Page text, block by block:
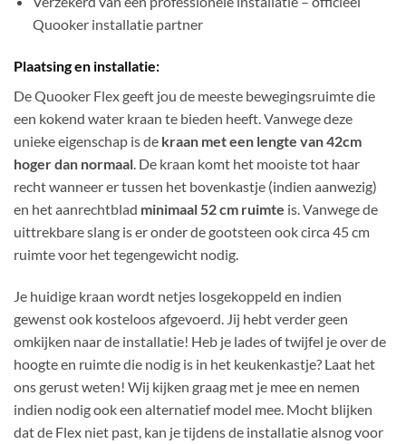
Quooker installatie partner
Plaatsing en installatie:
De Quooker Flex geeft jou de meeste bewegingsruimte die
een kokend water kraan te bieden heeft. Vanwege deze
unieke eigenschap is de kraan met een lengte van 42cm
hoger dan normaal. De kraan komt het mooiste tot haar
recht wanneer er tussen het bovenkastje (indien aanwezig)
en het aanrechtblad minimaal 52 cm ruimte is. Vanwege de
uittrekbare slang is er onder de gootsteen ook circa 45 cm
ruimte voor het tegengewicht nodig.
Je huidige kraan wordt netjes losgekoppeld en indien
gewenst ook kosteloos afgevoerd. Jij hebt verder geen
omkijken naar de installatie! Heb je lades of twijfel je over de
hoogte en ruimte die nodig is in het keukenkastje? Laat het
ons gerust weten! Wij kijken graag met je mee en nemen
indien nodig ook een alternatief model mee. Mocht blijken
dat de Flex niet past, kan je tijdens de installatie alsnog voor